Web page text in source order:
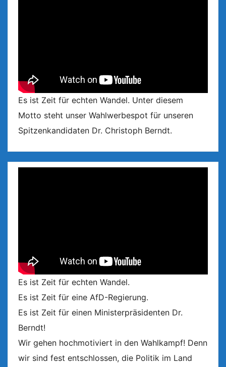
Es ist Zeit für echten Wandel. Unter diesem
Motto steht unser Wahlwerbespot für unseren
Spitzenkandidaten Dr. Christoph Berndt.
Es ist Zeit für echten Wandel.
Es ist Zeit für eine AfD-Regierung.
Es ist Zeit für einen Ministerpräsidenten Dr.
Berndt!
Wir gehen hochmotiviert in den Wahlkampf! Denn
wir sind fest entschlossen, die Politik im Land